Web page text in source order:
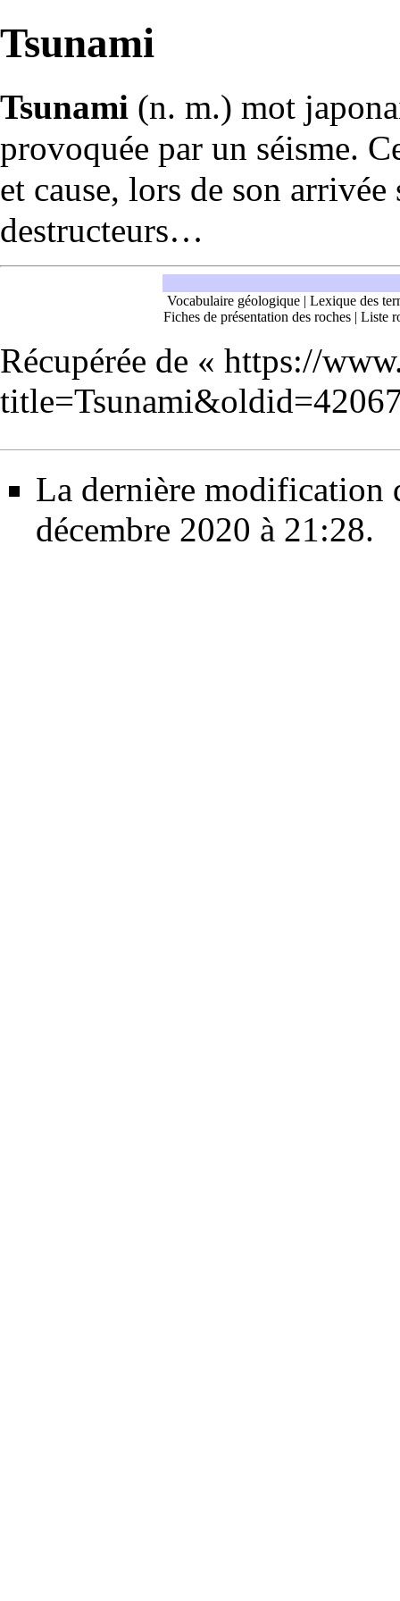
Tsunami
Tsunami (n. m.) mot
provoquée par un séisme.
et cause, lors de son
destructeurs…
Vocabulaire géologique| Lexique des
Fiches de présentation des roches| Liste
Récupérée de « https://
La dernière modification
décembre 2020 à 21:28.